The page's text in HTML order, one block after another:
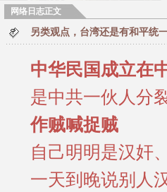
网络日志正文
另类观点，台湾还是有和平统
中华民国成立在
是中共一伙人分
作贼喊捉贼
自己明明是汉奸
一天到晚说别人